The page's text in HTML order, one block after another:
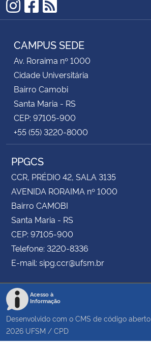
Instagram
Facebook
RSS
CAMPUS SEDE
Av. Roraima nº 1000
Cidade Universitária
Bairro Camobi
Santa Maria - RS
CEP: 97105-900
+55 (55) 3220-8000
PPGCS
CCR, PRÉDIO 42, SALA 3135
AVENIDA RORAIMA nº 1000
Bairro CAMOBI
Santa Maria - RS
CEP: 97105-900
Telefone: 3220-8336
E-mail: sipg.ccr@ufsm.br
Acesso à
Informação
Desenvolvido com o CMS de código aberto
2026 UFSM / CPD